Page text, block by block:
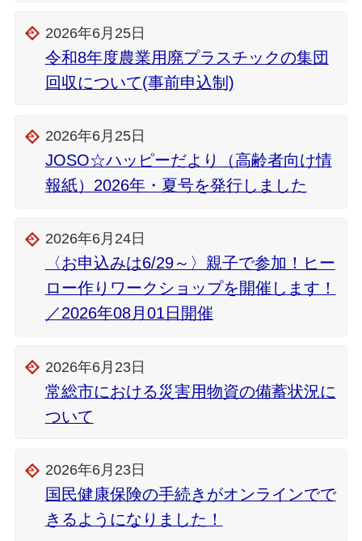
2026年6月25日
令和8年度農業用廃プラスチックの集団
回収について(事前申込制)
2026年6月25日
JOSO☆ハッピーだより（高齢者向け情
報紙）2026年・夏号を発行しました
2026年6月24日
〈お申込みは6/29～〉親子で参加！ヒー
ロー作りワークショップを開催します！
／2026年08月01日開催
2026年6月23日
常総市における災害用物資の備蓄状況に
ついて
2026年6月23日
国民健康保険の手続きがオンラインでで
きるようになりました！